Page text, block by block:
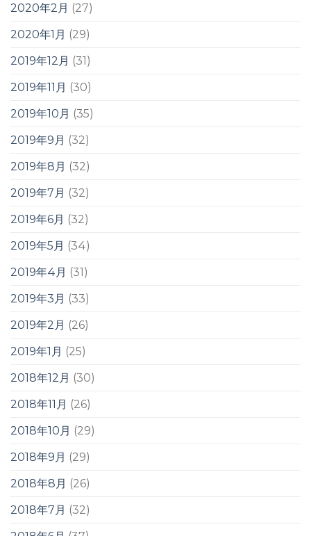
2020年2月 (27)
2020年1月 (29)
2019年12月 (31)
2019年11月 (30)
2019年10月 (35)
2019年9月 (32)
2019年8月 (32)
2019年7月 (32)
2019年6月 (32)
2019年5月 (34)
2019年4月 (31)
2019年3月 (33)
2019年2月 (26)
2019年1月 (25)
2018年12月 (30)
2018年11月 (26)
2018年10月 (29)
2018年9月 (29)
2018年8月 (26)
2018年7月 (32)